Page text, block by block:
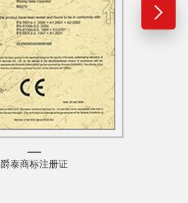
爵泰商标注册证